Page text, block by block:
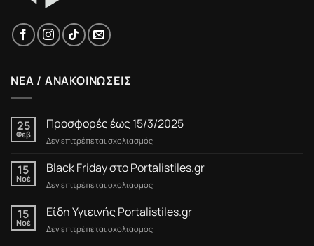
ΝΕΑ / ΑΝΑΚΟΙΝΩΣΕΙΣ
25
Φεβ
Προσφορές έως 15/3/2025
Δεν επιτρέπεται σχολιασμόςστο
έως
15/3/2025
15
Νοέ
Black Friday στο Portalistiles.gr
Δεν επιτρέπεται σχολιασμόςστο
Friday
στο
Portalistiles.gr
15
Νοέ
Είδη Υγιεινής Portalistiles.gr
Δεν επιτρέπεται σχολιασμόςστο